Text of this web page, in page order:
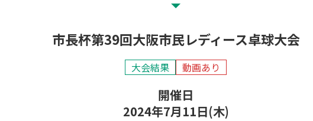
市長杯第39回大阪市民レディース卓球大会
大会結果 動画あり
開催日
2024年7月11日(木)